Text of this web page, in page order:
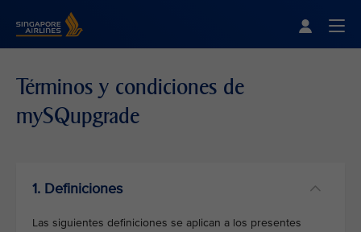
Términos y condiciones de
mySQupgrade
1. Definiciones
Las siguientes definiciones se aplican a los presentes